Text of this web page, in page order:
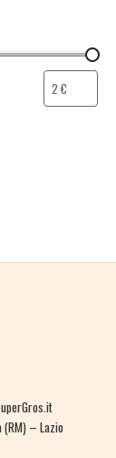
(RM) – Lazio